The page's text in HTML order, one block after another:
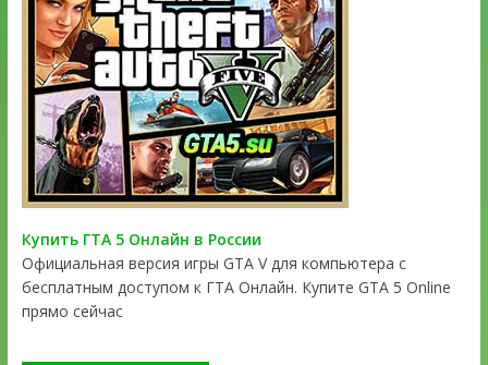
Купить ГТА 5 Онлайн в России
Официальная версия игры GTA V для компьютера с
бесплатным доступом к ГТА Онлайн. Купите GTA 5 Online
прямо сейчас